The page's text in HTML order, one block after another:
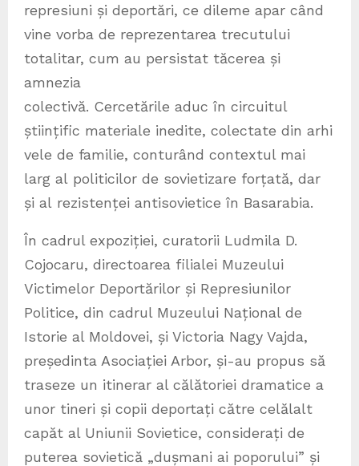
represiuni și deportări, ce dileme apar când
vine vorba de reprezentarea trecutului
totalitar, cum au persistat tăcerea și
amnezia
colectivă. Cercetările aduc în circuitul
științific materiale inedite, colectate din arhi
vele de familie, conturând contextul mai
larg al politicilor de sovietizare forțată, dar
și al rezistenței antisovietice în Basarabia.
În cadrul expoziției, curatorii Ludmila D.
Cojocaru, directoarea filialei Muzeului
Victimelor Deportărilor și Represiunilor
Politice, din cadrul Muzeului Național de
Istorie al Moldovei, și Victoria Nagy Vajda,
președinta Asociației Arbor, și-au propus să
traseze un itinerar al călătoriei dramatice a
unor tineri și copii deportați către celălalt
capăt al Uniunii Sovietice, considerați de
puterea sovietică „dușmani ai poporului” și